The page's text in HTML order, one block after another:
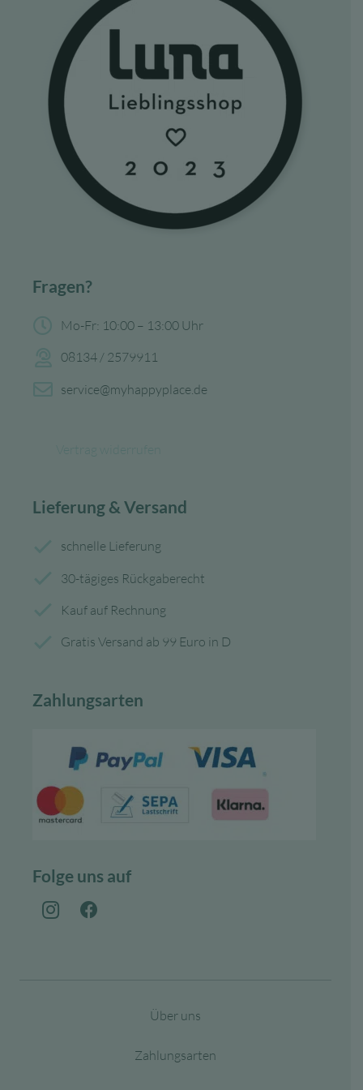
Fragen?
Mo-Fr: 10:00 – 13:00 Uhr
08134 / 2579911
service@myhappyplace.de
Lieferung & Versand
schnelle Lieferung
30-tägiges Rückgaberecht
Kauf auf Rechnung
Gratis Versand ab 99 Euro in D
Zahlungsarten
Folge uns auf
Über uns
Zahlungsarten